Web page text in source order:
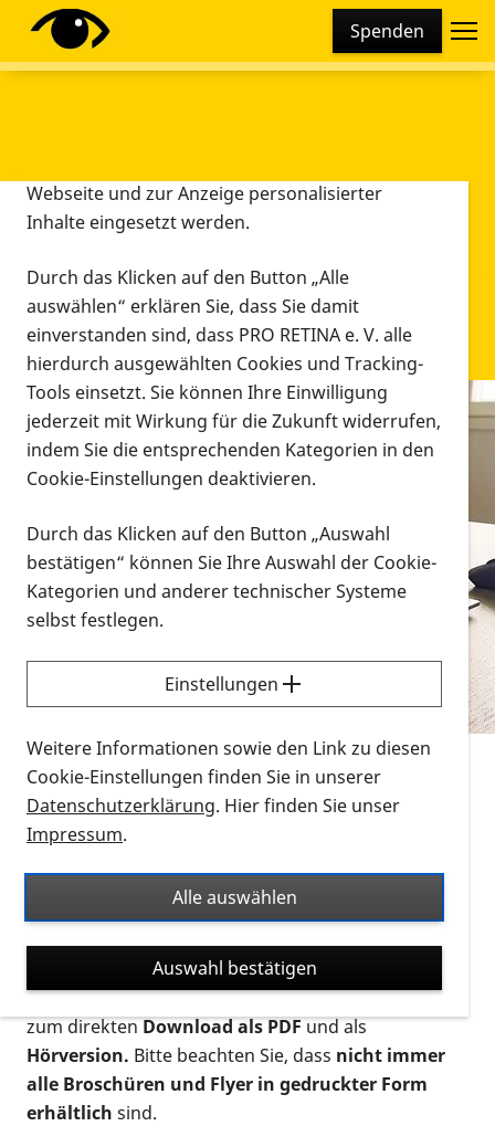
Spenden
Infomaterial
Infomaterial
Vorlesen
Alle Infomaterialien in verschiedenen
Formaten an einem Ort
Sie möchten wissen, wie Sie nach Infonmaterial
suchen und dieses bestellen bzw. herunterladen
können? Schauen Sie sich dieErklärvideos zum
Thema Infomaterial auf der PRO RETINA-Website
für blinde und sehbehinderte Menschen an.
Auf dieser Seite finden Sie sämtliches Infomaterial
Ort. Nutzen Sie den Formatfilter, um ausschließlich
nach Flyern und Broschüren, Audios oder Videos zu
suchen. Die meisten Flyer und Broschüren werden in
verschiedenen Formaten angeboten: zur
postalischen Bestellung als gedruckte Variante
zum direktenDownload als PDFund als
Hörversion. Bitte beachten Sie, dass nicht immer
alle Broschüren und Flyer in gedruckter Form
erhältlich sind.
Diese Webseite setzt verschiedene Cookies und
Tracking-Tools ein. Dies beinhaltet Cookies und
Webseite und zur Anzeige personalisierter
Inhalte eingesetzt werden.
Durch das Klicken auf den Button „Alle
auswählen“ erklären Sie, dass Sie damit
einverstanden sind, dass PRO RETINA e. V. alle
hierdurch ausgewählten Cookies und Tracking-
Tools einsetzt. Sie können Ihre Einwilligung
jederzeit mit Wirkung für die Zukunft widerrufen,
indem Sie die entsprechenden Kategorien in den
Cookie-Einstellungen deaktivieren.
Durch das Klicken auf den Button „Auswahl
bestätigen“ können Sie Ihre Auswahl der Cookie-
Kategorien und anderer technischer Systeme
selbst festlegen.
Einstellungen
Weitere Informationen sowie den Link zu diesen
Cookie-Einstellungen finden Sie in unserer
Datenschutzerklärung. Hier finden Sie unser
Impressum.
Alle auswählen
Auswahl bestätigen